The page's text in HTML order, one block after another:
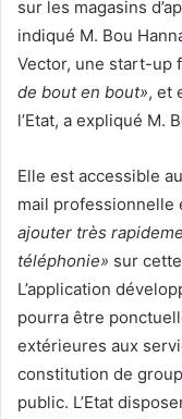
sur les magasins
indiqué M. Bou
Vector, une start-up
de bout en bout», et
l’Etat, a expliqué M.
Elle est accessible
mail professionnelle
ajouter très
téléphonie» sur
L’application
pourra être
extérieures aux
constitution de
public. L’Etat